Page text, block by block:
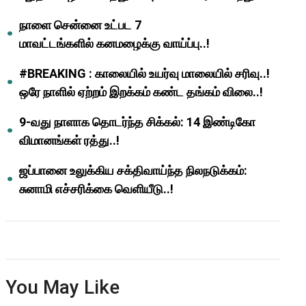
நாளை சென்னை உட்பட 7
மாவட்டங்களில் கனமழைக்கு வாய்ப்பு..!
#BREAKING : காலையில் உயர்வு மாலையில் சரிவு..!
ஒரே நாளில் ஏற்றம் இறக்கம் கண்ட தங்கம் விலை..!
9-வது நாளாக தொடர்ந்த சிக்கல்: 14 இண்டிகோ
விமானங்கள் ரத்து..!
ஜப்பானை உலுக்கிய சக்திவாய்ந்த நிலநடுக்கம்:
சுனாமி எச்சரிக்கை வெளியீடு..!
You May Like